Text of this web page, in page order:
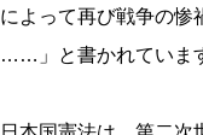
によって再び戦争の惨
……」と書かれていま